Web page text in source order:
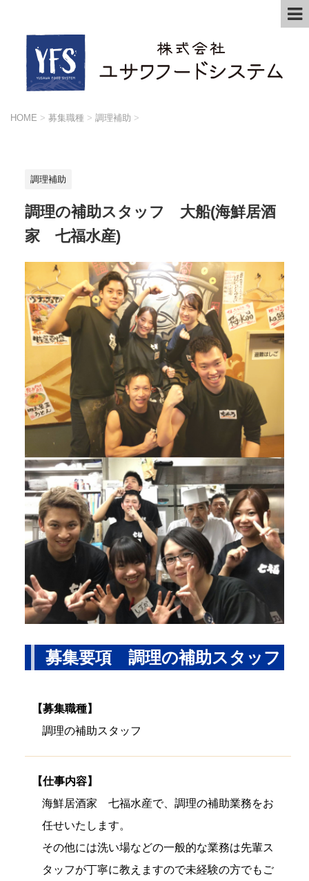
HOME > 募集職種 > 調理補助 >
調理補助
調理の補助スタッフ 大船(海鮮居酒
家 七福水産)
募集要項 調理の補助スタッフ
【募集職種】
調理の補助スタッフ
【仕事内容】
海鮮居酒家 七福水産で、調理の補助業務をお
任せいたします。
その他には洗い場などの一般的な業務は先輩ス
タッフが丁寧に教えますので未経験の方でもご